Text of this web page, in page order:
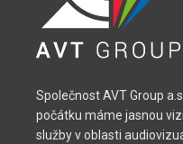
Společnost AVT Group
počátku máme jasnou
služby v oblasti